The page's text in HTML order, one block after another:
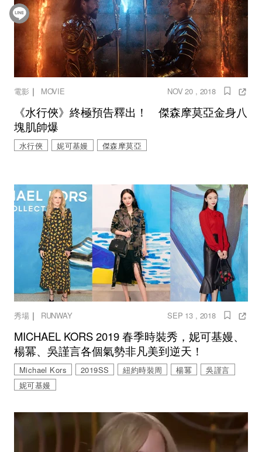
電影 ｜ MOVIE NOV 20 , 2018
《水行俠》終極預告釋出！ 傑森摩莫亞金身八
塊肌帥爆
水行俠 妮可基嫚 傑森摩莫亞
秀場 ｜ RUNWAY SEP 13 , 2018
MICHAEL KORS 2019 春季時裝秀，妮可基嫚、
楊冪、吳謹言各個氣勢非凡美到逆天！
Michael Kors 2019SS 紐約時裝周 楊冪
吳謹言
妮可基嫚